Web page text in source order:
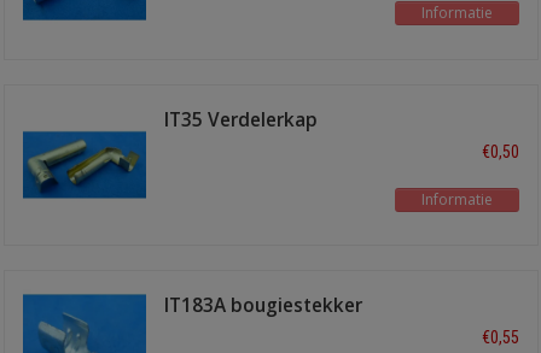
Informatie
IT35 Verdelerkap
€0,50
Informatie
IT183A bougiestekker
€0,55